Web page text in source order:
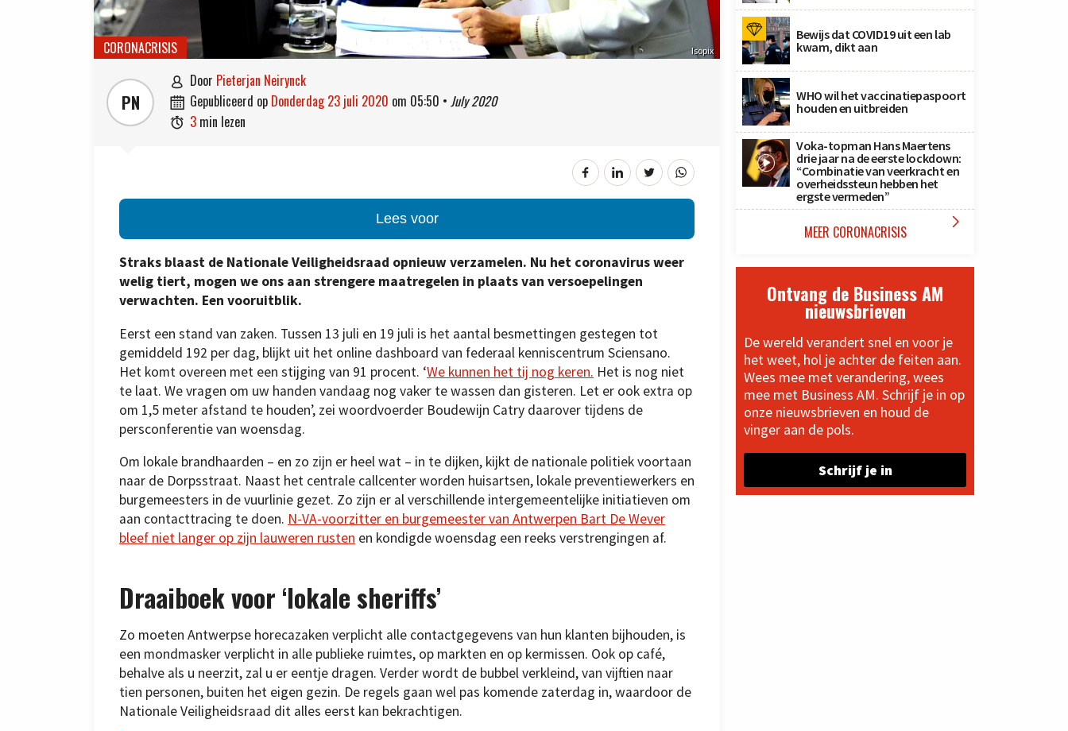
Isopix
CORONACRISIS
PN
 door Pieterjan Neirynck
 gepubliceerd op donderdag 23 juli 2020 om 05:50 • July 2020
 3 min lezen
Lees voor
Straks blaast de Nationale Veiligheidsraad opnieuw verzamelen. Nu het coronavirus weer
welig tiert, mogen we ons aan strengere maatregelen in plaats van versoepelingen
verwachten. Een vooruitblik.
Eerst een stand van zaken. Tussen 13 juli en 19 juli is het aantal besmettingen gestegen tot
gemiddeld 192 per dag, blijkt uit het online dashboard van federaal kenniscentrum Sciensano.
Het komt overeen met een stijging van 91 procent. ‘We kunnen het tij nog keren. Het is nog niet
te laat. We vragen om uw handen vandaag nog vaker te wassen dan gisteren. Let er ook extra op
om 1,5 meter afstand te houden’, zei woordvoerder Boudewijn Catry daarover tijdens de
persconferentie van woensdag.
Om lokale brandhaarden – en zo zijn er heel wat – in te dijken, kijkt de nationale politiek voortaan
naar de Dorpsstraat. Naast het centrale callcenter worden huisartsen, lokale preventiewerkers en
burgemeesters in de vuurlinie gezet. Zo zijn er al verschillende intergemeentelijke initiatieven om
aan contacttracing te doen. N-VA-voorzitter en burgemeester van Antwerpen Bart De Wever
bleef niet langer op zijn lauweren rusten en kondigde woensdag een reeks verstrengingen af.
Draaiboek voor ‘lokale sheriffs’
Zo moeten Antwerpse horecazaken verplicht alle contactgegevens van hun klanten bijhouden, is
een mondmasker verplicht in alle publieke ruimtes, op markten en op kermissen. Ook op café,
behalve als u neerzit, zal u er eentje dragen. Verder wordt de bubbel verkleind, van vijftien naar
tien personen, buiten het eigen gezin. De regels gaan wel pas komende zaterdag in, waardoor de
Nationale Veiligheidsraad dit alles eerst kan bekrachtigen.
Bewijs dat COVID19 uit een lab
kwam, dikt aan
WHO wil het vaccinatiepaspoort
houden en uitbreiden
Voka-topman Hans Maertens
drie jaar na de eerste lockdown:
“Combinatie van veerkracht en
overheidssteun hebben het
ergste vermeden”
MEER CORONACRISIS 
Ontvang de Business AM
nieuwsbrieven
De wereld verandert snel en voor je
het weet, hol je achter de feiten aan.
Wees mee met verandering, wees
mee met Business AM. Schrijf je in op
onze nieuwsbrieven en houd de
vinger aan de pols.
Schrijf je in